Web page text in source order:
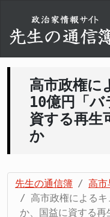
高市政権に
10億円「バ
資する再生
か
先生の通信簿 高市
高市政権によるキ
か、国益に資する